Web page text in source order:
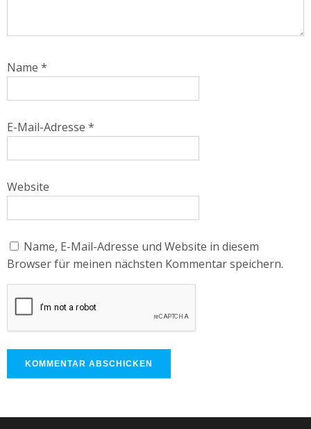
Name *
E-Mail-Adresse *
Website
Name, E-Mail-Adresse und Website in diesem
Browser für meinen nächsten Kommentar speichern.